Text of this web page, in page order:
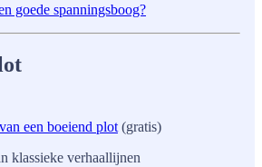
goede spanningsboog?
een boeiend plot(gratis)
klassieke verhaallijnen